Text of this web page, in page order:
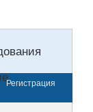
Регистрация